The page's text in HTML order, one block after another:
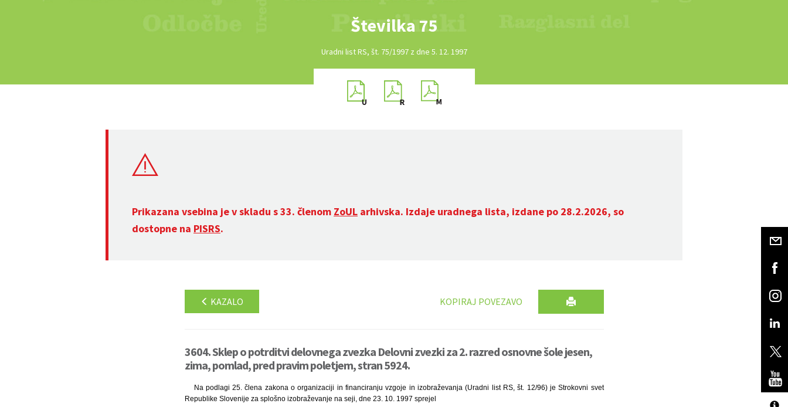
Številka 75
Uradni list RS, št. 75/1997 z dne 5. 12. 1997
Prikazana vsebina je v skladu s 33. členom ZoUL arhivska. Izdaje uradnega lista, izdane po 28.2.2026, so
dostopne na PISRS.
KAZALO KOPIRAJ POVEZAVO
3604. Sklep o potrditvi delovnega zvezka Delovni zvezki za 2. razred osnovne šole jesen,
zima, pomlad, pred pravim poletjem, stran 5924.
Na podlagi 25. člena zakona o organizaciji in financiranju vzgoje in izobraževanja (Uradni list RS, št. 12/96) je Strokovni svet
Republike Slovenije za splošno izobraževanje na seji, dne 23. 10. 1997 sprejel